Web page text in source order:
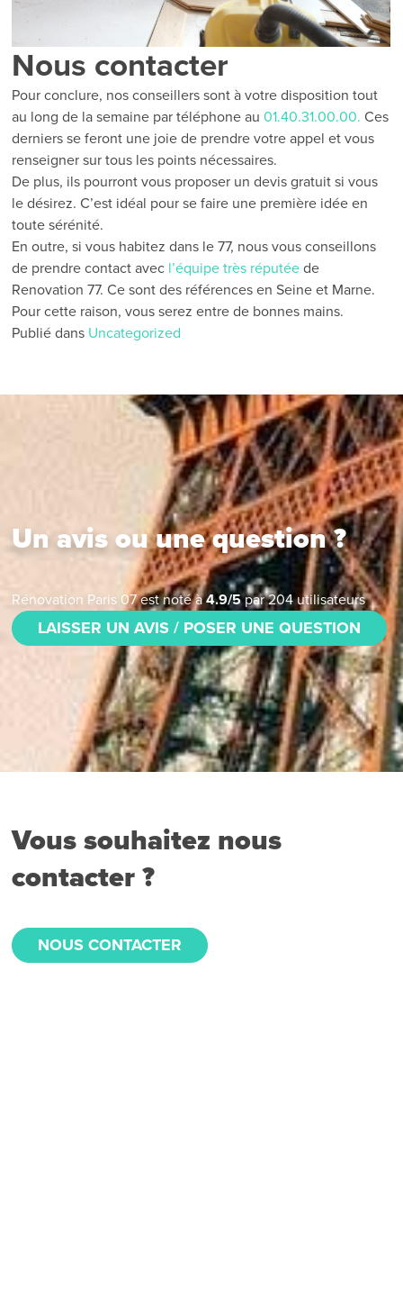
Nous contacter
Pour conclure, nos conseillers sont à votre disposition tout
au long de la semaine par téléphone au01.40.31.00.00. Ces
derniers se feront une joie de prendre votre appel et vous
renseigner sur tous les points nécessaires.
De plus, ils pourront vous proposer un devis gratuit si vous
le désirez. C’est idéal pour se faire une première idée en
toute sérénité.
En outre, si vous habitez dans le 77, nous vous conseillons
de prendre contact avec l’équipe très réputée de
Renovation 77. Ce sont des références en Seine et Marne.
Pour cette raison, vous serez entre de bonnes mains.
Publié dans Uncategorized
Un avis ou une question ?
Rénovation Paris 07est noté à4.9/5 par204utilisateurs
LAISSER UN AVIS / POSER UNE QUESTION
Vous souhaitez nous
contacter ?
NOUS CONTACTER